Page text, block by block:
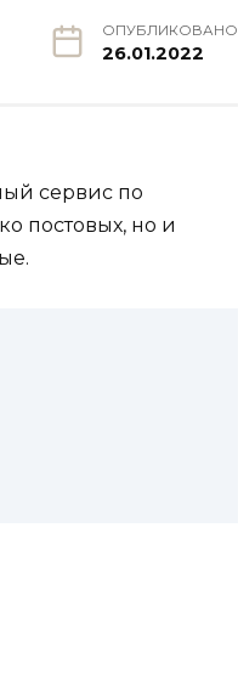
ОПУБЛИКОВАНО
26.01.2022
сервис по
постовых, но и